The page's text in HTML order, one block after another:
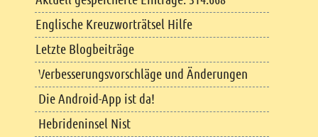
Englische Kreuzworträtsel Hilfe
Letzte Blogbeiträge
Verbesserungsvorschläge und Änderungen
Die Android-App ist da!
Hebrideninsel Nist